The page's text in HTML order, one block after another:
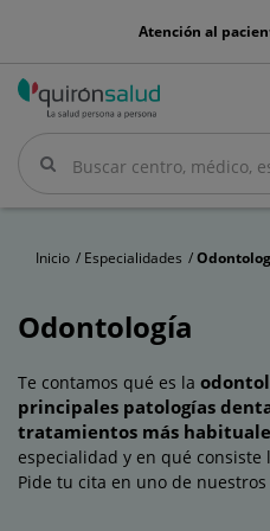
menu-
Atención al
Buscar
Buscar
Inicio Especialidades
Odontología
Te contamos qué es la
principales patologías
tratamientos más
especialidad y en qué consiste
Pide tu cita en uno de